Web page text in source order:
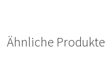
Ähnliche Produkte